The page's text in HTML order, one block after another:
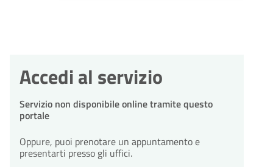
Accedi al servizio
Servizio non disponibile online tramite questo
portale
Oppure, puoi prenotare un appuntamento e
presentarti presso gli uffici.